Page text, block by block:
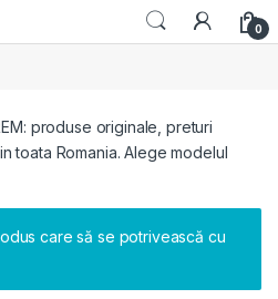
0
produse originale, preturi
toata Romania. Alege modelul
care să se potrivească cu